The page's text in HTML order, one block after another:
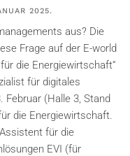
2025.
aus? Die
Frage auf der E-world
die Energiewirtschaft“
für digitales
Februar (Halle 3, Stand
die Energiewirtschaft.
für die
EVI (für